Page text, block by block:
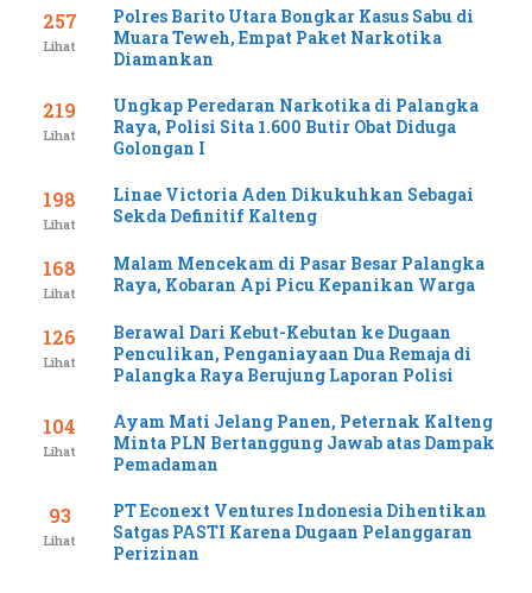
257
Lihat
Polres Barito Utara Bongkar Kasus Sabu di
Muara Teweh, Empat Paket Narkotika
Diamankan
219
Lihat
Ungkap Peredaran Narkotika di Palangka
Raya, Polisi Sita 1.600 Butir Obat Diduga
Golongan I
198
Lihat
Linae Victoria Aden Dikukuhkan Sebagai
Sekda Definitif Kalteng
168
Lihat
Malam Mencekam di Pasar Besar Palangka
Raya, Kobaran Api Picu Kepanikan Warga
126
Lihat
Berawal Dari Kebut-Kebutan ke Dugaan
Penculikan, Penganiayaan Dua Remaja di
Palangka Raya Berujung Laporan Polisi
104
Lihat
Ayam Mati Jelang Panen, Peternak Kalteng
Minta PLN Bertanggung Jawab atas Dampak
Pemadaman
93
Lihat
PT Econext Ventures Indonesia Dihentikan
Satgas PASTI Karena Dugaan Pelanggaran
Perizinan